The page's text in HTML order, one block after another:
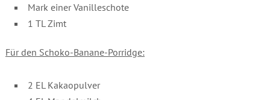
Mark einer Vanilleschote
1 TL Zimt
Für den Schoko-Banane-Porridge:
2 EL Kakaopulver